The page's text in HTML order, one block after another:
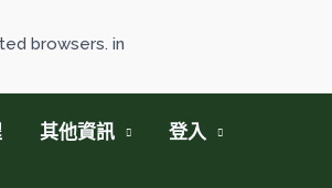
browsers. in
其他資訊 登入